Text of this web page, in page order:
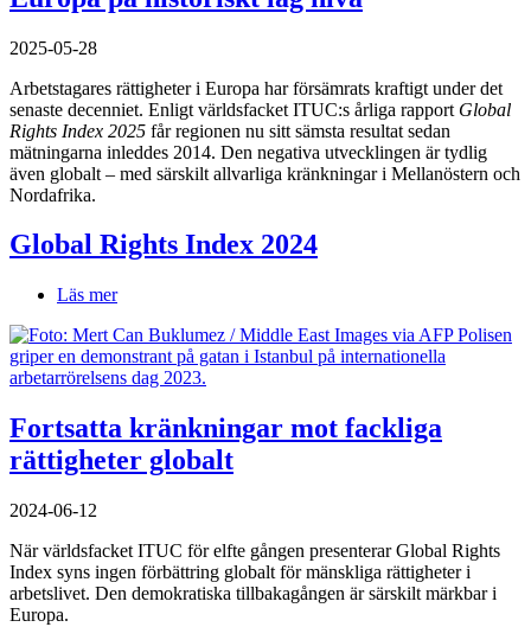
2025-05-28
Arbetstagares rättigheter i Europa har försämrats kraftigt under det
senaste decenniet. Enligt världsfacket ITUC:s årliga rapport Global
Rights Index 2025 får regionen nu sitt sämsta resultat sedan
mätningarna inleddes 2014. Den negativa utvecklingen är tydlig
även globalt – med särskilt allvarliga kränkningar i Mellanöstern och
Nordafrika.
Global Rights Index 2024
Läs merom
Rights
Index
2024
Fortsatta kränkningar mot fackliga
rättigheter globalt
2024-06-12
När världsfacket ITUC för elfte gången presenterar Global Rights
Index syns ingen förbättring globalt för mänskliga rättigheter i
arbetslivet. Den demokratiska tillbakagången är särskilt märkbar i
Europa.